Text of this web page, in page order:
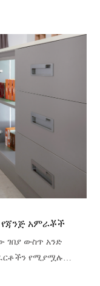
የጃንጅ አምራቾች
ገበያ ውስጥ አንድ
የሚያሟሉ